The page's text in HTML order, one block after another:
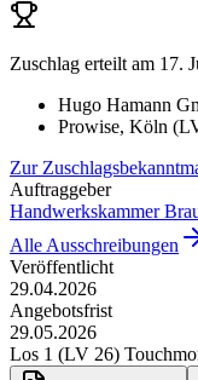
Zuschlag erteilt am 17.
Hugo Hamann
Prowise, Köln (
Zur
Auftraggeber
Handwerkskammer
Alle Ausschreibungen
Veröffentlicht
29.04.2026
Angebotsfrist
29.05.2026
Los 1 (LV 26)